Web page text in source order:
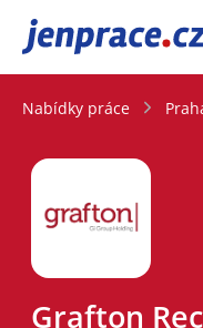
JenPráce.cz
Nabídky práce
Grafton